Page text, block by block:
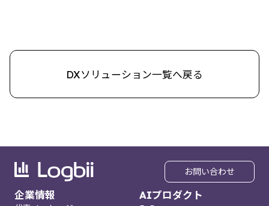
DXソリューション一覧へ戻る
お問い合わせ
企業情報 AIプロダクト